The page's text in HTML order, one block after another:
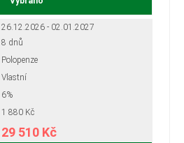
26.12.2026 - 02.01.2027
8 dnů
Polopenze
Vlastní
6%
1 880 Kč
29 510 Kč